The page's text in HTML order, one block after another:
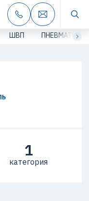
ШВП ПНЕВМАТИКА
1
категория